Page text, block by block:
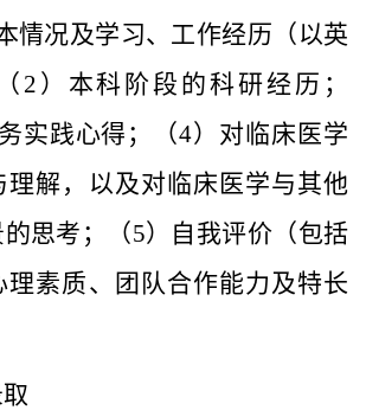
情况及学习、工作经历（以英
2 ）本科阶段的科研经历；
实践心得；（4）对临床医学
理解，以及对临床医学与其他
思考；（5）自我评价（包括
理素质、团队合作能力及特长
取